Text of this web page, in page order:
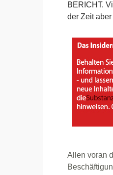
BERICHT.
der Zeit
Allen voran